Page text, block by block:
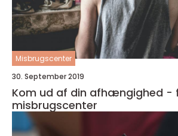
Misbrugscenter
30. September 2019
Kom ud af din afhængighed
misbrugscenter